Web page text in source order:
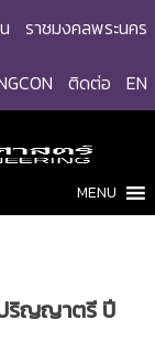
ราชมงคลพระนคร
ติดต่อ EN
MENU
ปริญญาตรี ปี